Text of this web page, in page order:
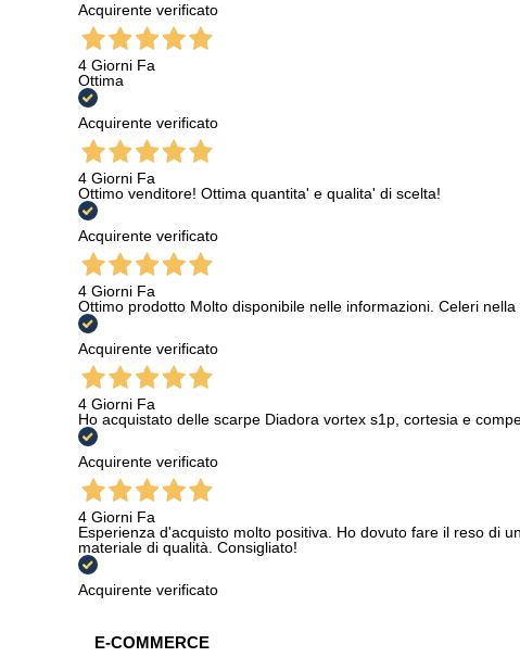
Acquirente verificato
4 Giorni Fa
Ottima
Acquirente verificato
4 Giorni Fa
Ottimo venditore! Ottima quantita' e qualita' di scelta!
Acquirente verificato
4 Giorni Fa
Ottimo prodotto Molto disponibile nelle informazioni. Celeri nella
Acquirente verificato
4 Giorni Fa
Ho acquistato delle scarpe Diadora vortex s1p, cortesia e
Acquirente verificato
4 Giorni Fa
Esperienza d'acquisto molto positiva. Ho dovuto fare il reso di
materiale di qualità. Consigliato!
Acquirente verificato
E-COMMERCE